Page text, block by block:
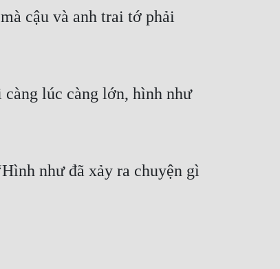
cậu và anh trai tớ phải
lúc càng lớn, hình như
như đã xảy ra chuyện gì